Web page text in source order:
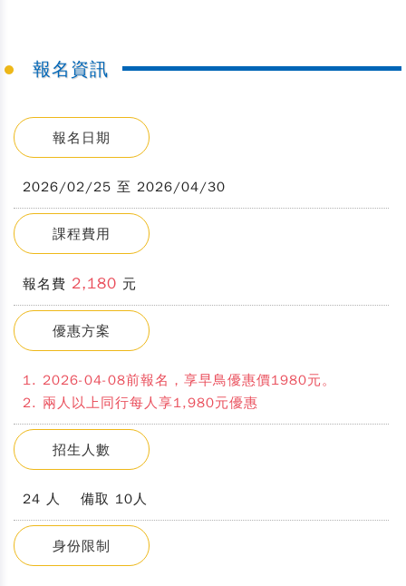
報名資訊
報名日期
2026/02/25 至 2026/04/30
課程費用
報名費 2,180 元
優惠方案
1. 2026-04-08前報名，享早鳥優惠價1980元。
2. 兩人以上同行每人享1,980元優惠
招生人數
24 人 備取 10人
身份限制